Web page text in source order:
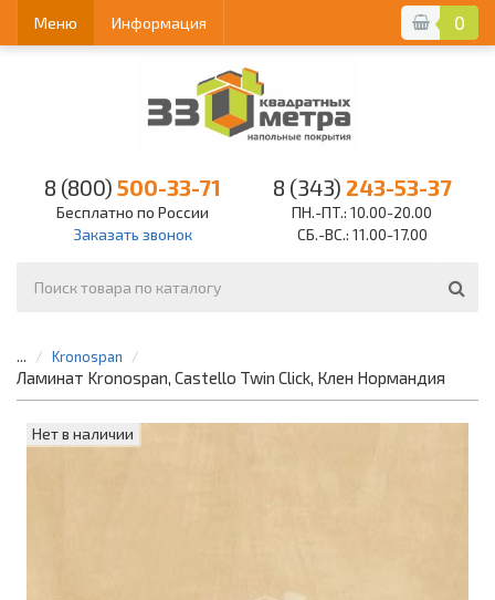
0
Меню Информация
8 (800) 500-33-71
Бесплатно по России
Заказать звонок
8 (343) 243-53-37
ПН.-ПТ.: 10.00-20.00
СБ.-ВС.: 11.00-17.00
... Kronospan
Ламинат Kronospan, Castello Twin Click, Клен Нормандия
Нет в наличии